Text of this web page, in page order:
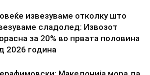
извезуваме отколку што
сладолед: Извозот
за 20% во првата половина
2026 година